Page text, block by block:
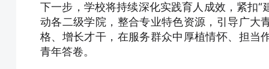
下一步，学校将持续深化实践育人成效，紧扣“
动各二级学院，整合专业特色资源，引导广大
格、增长才干，在服务群众中厚植情怀、担当
青年答卷。